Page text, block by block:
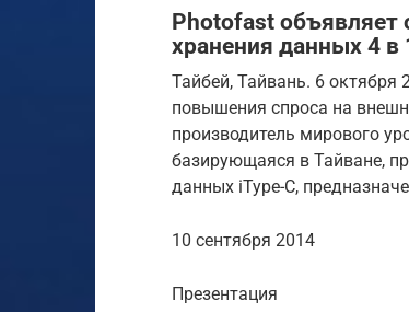
Photofast объявляет
хранения данных 4 в
Тайбей, Тайвань. 6 октября
повышения спроса на
производитель мирового
базирующаяся в Тайване,
данных iType-C,
10 сентября 2014
Презентация